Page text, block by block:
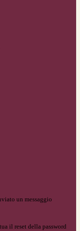
un messaggio
il reset della password